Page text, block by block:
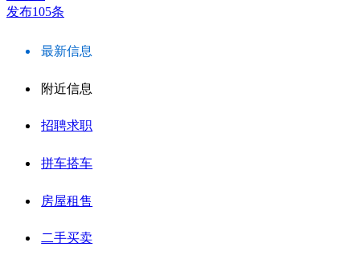
发布105条
最新信息
附近信息
招聘求职
拼车搭车
房屋租售
二手买卖